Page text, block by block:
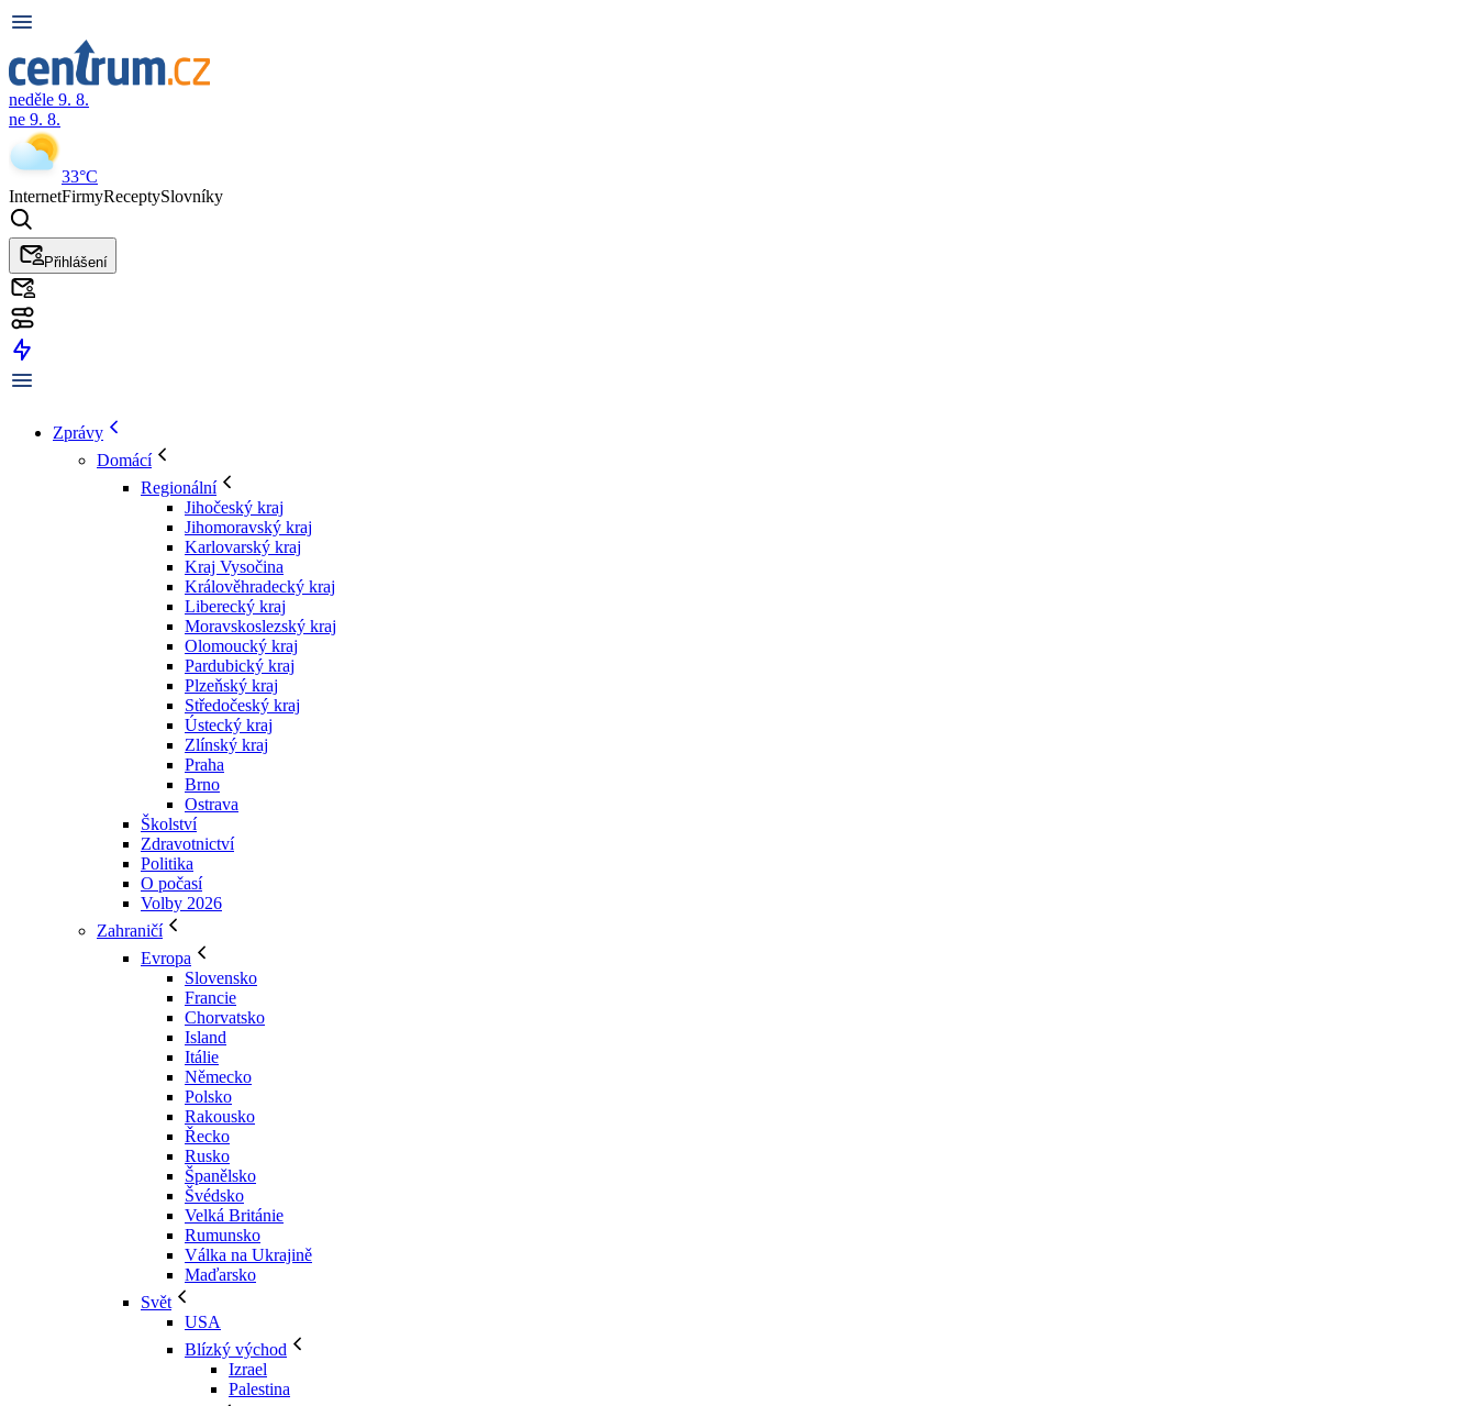
neděle 9. 8.
ne 9. 8.
33°C
InternetFirmyReceptySlovníky
Přihlášení
Zprávy
Domácí
Regionální
Jihočeský kraj
Jihomoravský kraj
Karlovarský kraj
Kraj Vysočina
Králověhradecký kraj
Liberecký kraj
Moravskoslezský kraj
Olomoucký kraj
Pardubický kraj
Plzeňský kraj
Středočeský kraj
Ústecký kraj
Zlínský kraj
Praha
Brno
Ostrava
Školství
Zdravotnictví
Politika
O počasí
Volby 2026
Zahraničí
Evropa
Slovensko
Francie
Chorvatsko
Island
Itálie
Německo
Polsko
Rakousko
Řecko
Rusko
Španělsko
Švédsko
Velká Británie
Rumunsko
Válka na Ukrajině
Maďarsko
Svět
USA
Blízký východ
Izrael
Palestina